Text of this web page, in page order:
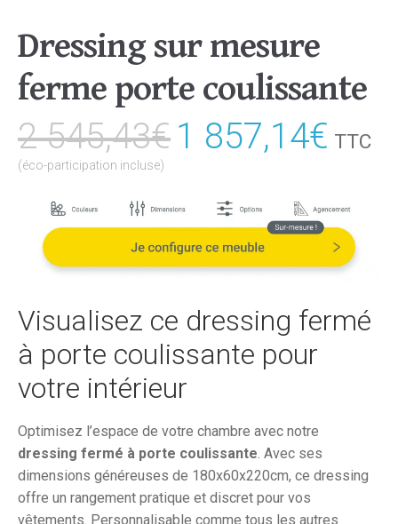
Dressing sur mesure
ferme porte coulissante
2 545,43€Le
initial
était :
2
545,43€.
1 857,14€Le
est :
1
TTC
(éco-participation incluse)
Visualisez ce dressing fermé
à porte coulissante pour
votre intérieur
Optimisez l’espace de votre chambre avec notre
dressing fermé à porte coulissante. Avec ses
dimensions généreuses de 180x60x220cm, ce dressing
offre un rangement pratique et discret pour vos
vêtements. Personnalisable comme tous les autres